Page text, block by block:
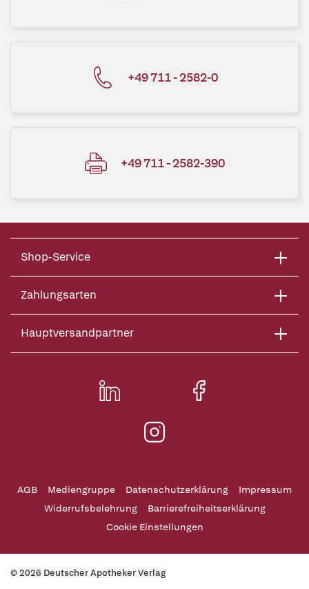
+49 711 - 2582-0
+49 711 - 2582-390
Shop-Service
Zahlungsarten
Hauptversandpartner
AGB Mediengruppe Datenschutzerklärung
Impressum
Widerrufsbelehrung
Barrierefreiheitserklärung
Cookie Einstellungen
© 2026 Deutscher Apotheker Verlag